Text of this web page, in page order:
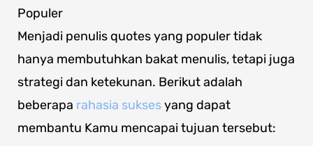
Populer
Menjadi penulis quotes yang populer tidak
hanya membutuhkan bakat menulis, tetapi juga
strategi dan ketekunan. Berikut adalah
beberapa rahasia suksesyang dapat
membantu Kamu mencapai tujuan tersebut: